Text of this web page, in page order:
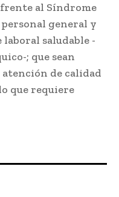
al Síndrome
general y
saludable -
; que sean
de calidad
que requiere